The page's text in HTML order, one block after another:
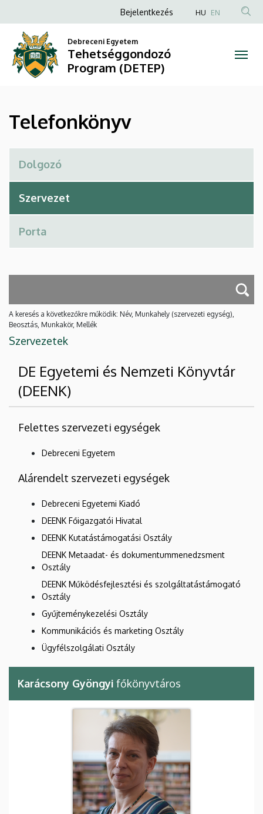
Telefonkönyv
Tehetséggondozó
Program
(DETEP)
a
tartalomra
Anonim
fiók
menüje
Bejelentkezés HU EN
Debreceni Egyetem
Tehetséggondozó
Program (DETEP)
Telefonkönyv
A keresés a következőkre működik: Név, Munkahely (szervezeti egység),
Beosztás, Munkakör, Mellék
Szervezetek
DE Egyetemi és Nemzeti Könyvtár
(DEENK)
Felettes szervezeti egységek
Debreceni Egyetem
Alárendelt szervezeti egységek
Debreceni Egyetemi Kiadó
DEENK Főigazgatói Hivatal
DEENK Kutatástámogatási Osztály
DEENK Metaadat- és dokumentummenedzsment
Osztály
DEENK Működésfejlesztési és szolgáltatástámogató
Osztály
Gyűjteménykezelési Osztály
Kommunikációs és marketing Osztály
Ügyfélszolgálati Osztály
Karácsony Gyöngyi főkönyvtáros